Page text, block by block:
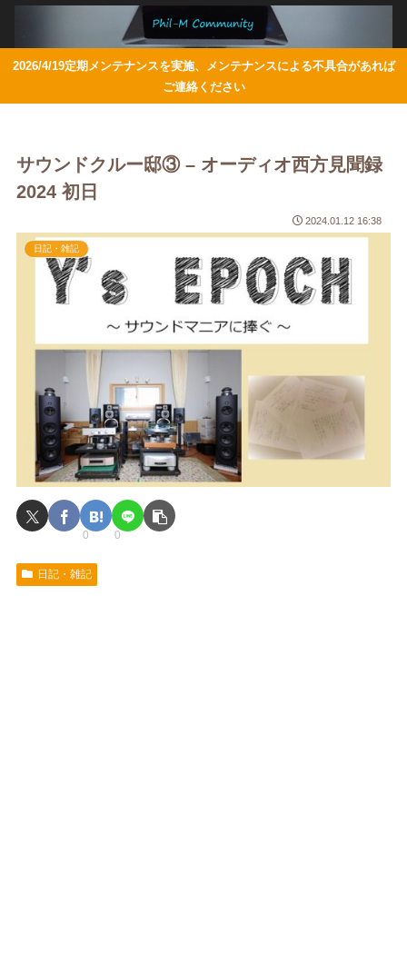
2026/4/19定期メンテナンスを実施、メンテナンスによる不具合があれば
ご連絡ください
サウンドクルー邸③ – オーディオ西方見聞録
2024 初日
2024.01.12 16:38
日記・雑記
0 0
日記・雑記